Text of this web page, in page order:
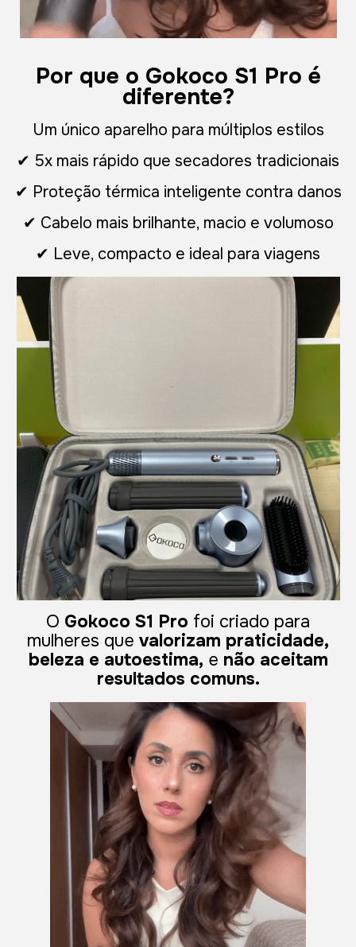
Por que o Gokoco S1 Pro é
diferente?
Um único aparelho para múltiplos estilos
✔ 5x mais rápido que secadores tradicionais
✔ Proteção térmica inteligente contra danos
✔ Cabelo mais brilhante, macio e volumoso
✔ Leve, compacto e ideal para viagens
O Gokoco S1 Pro foi criado para
mulheres que valorizam praticidade,
beleza e autoestima, e não aceitam
resultados comuns.